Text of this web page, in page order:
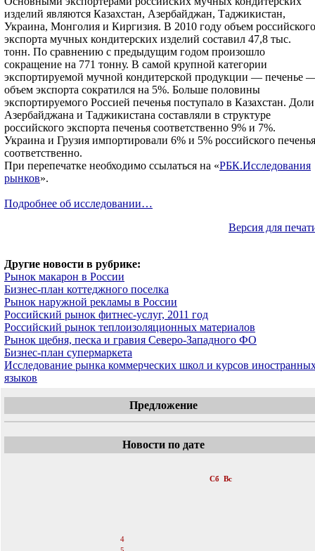
изделий являются Казахстан, Азербайджан, Таджикистан,
Украина, Монголия и Киргизия. В 2010 году объем российского
экспорта мучных кондитерских изделий составил 47,8 тыс.
тонн. По сравнению с предыдущим годом произошло
сокращение на 771 тонну. В самой крупной категории
экспортируемой мучной кондитерской продукции — печенье
объем экспорта сократился на 5%. Больше половины
экспортируемого Россией печенья поступало в Казахстан. Доли
Азербайджана и Таджикистана составляли в структуре
российского экспорта печенья соответственно 9% и 7%.
Украина и Грузия импортировали 6% и 5% российского печенья
соответственно.
При перепечатке необходимо ссылаться на «РБК.Исследования
рынков».
Подробнее об исследовании…
Версия для
Другие новости в рубрике:
Рынок макарон в России
Бизнес-план коттеджного поселка
Рынок наружной рекламы в России
Российский рынок фитнес-услуг, 2011 год
Российский рынок теплоизоляционных материалов
Рынок щебня, песка и гравия Северо-Западного ФО
Бизнес-план супермаркета
Исследование рынка коммерческих школ и курсов
языков
Предложение
Новости по дате
Сб Вс
4